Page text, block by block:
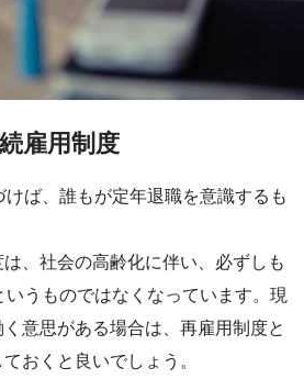
雇用制度
ば、誰もが定年退職を意識するも
、社会の高齢化に伴い、必ずしも
いうものではなくなっています。現
意思がある場合は、再雇用制度と
おくと良いでしょう。